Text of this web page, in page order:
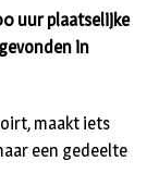
uur plaatselijke
in
maakt iets
een gedeelte